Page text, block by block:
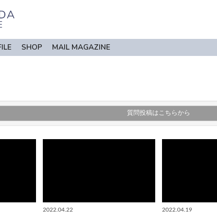
SHOP MAIL MAGAZINE
質問投稿はこちらから
2022.04.22
2022.04.19